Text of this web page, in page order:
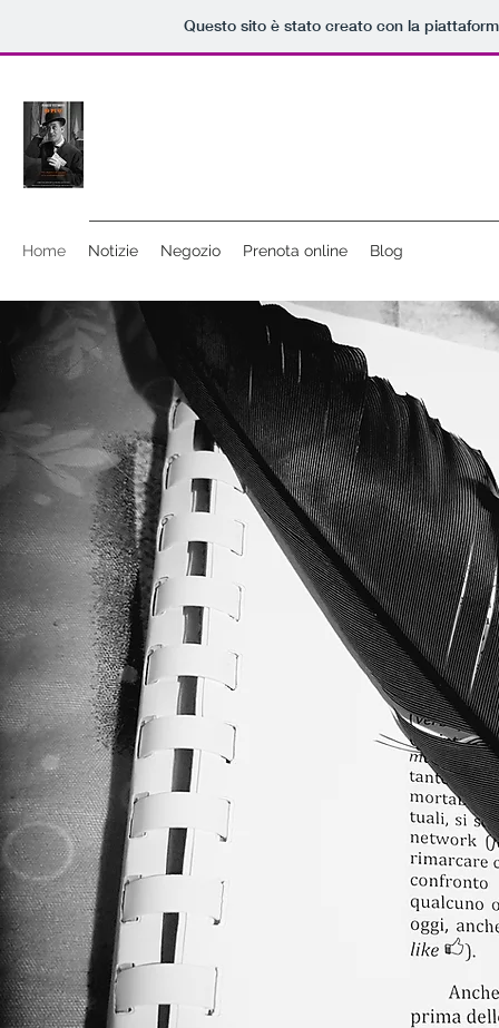
Questo sito è stato creato con la
Home Notizie Negozio Prenota online Blog